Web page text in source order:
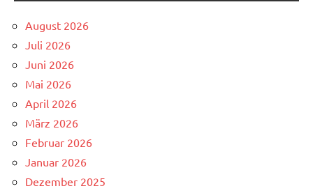
August 2026
Juli 2026
Juni 2026
Mai 2026
April 2026
März 2026
Februar 2026
Januar 2026
Dezember 2025